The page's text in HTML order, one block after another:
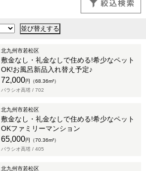
北九州市若松区
敷金なし・礼金なしで住める!希少なペット
OK!お風呂新品入れ替え予定♪
72,000円（68.36m²）
パラシオ高塔 / 702
北九州市若松区
敷金なし・礼金なしで住める!希少なペット
OKファミリーマンション
65,000円（70.36m²）
パラシオ高塔 / 405
北九州市若松区